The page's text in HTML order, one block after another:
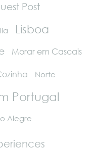
Post
Lisboa
Morar em Cascais
Norte
Portugal
Alegre